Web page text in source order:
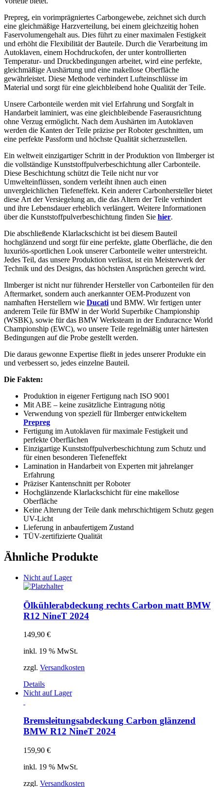
Prepreg, ein vorimprägniertes Carbongewebe, zeichnet sich durch
eine gleichmäßige Harzverteilung, bei einem gleichzeitig hohen
Faservolumengehalt aus. Dies führt zu einer maximalen Festigkeit
und erhöht die Flexibilität der Bauteile. Durch die Verarbeitung im
Autoklaven, einem Hochdruckofen, der unter kontrollierten
Temperatur- und Druckbedingungen arbeitet, wird eine perfekte,
gleichmäßige Aushärtung und eine makellose Oberfläche
gewährleistet. Diese Methode verhindert Lufteinschlüsse im
Material und sorgt für eine gleichbleibend hohe Qualität der Teile.
Unsere Carbonteile werden mit viel Erfahrung und Sorgfalt in
Handarbeit laminiert, was eine gleichbleibende Faserausrichtung
ohne Verzug ermöglicht. Nach dem Aushärten im Autoklaven
werden die Kanten der Teile präzise per Roboter geschnitten, um
eine perfekte Passform und höchste Qualität sicherzustellen.
Ein weltweit einzigartiger Schritt in der Produktion von Ilmberger ist
die vollständige Kunststoffpulverbeschichtung aller Carbonteile.
Diese Beschichtung schützt die Teile nicht nur vor
Umwelteinflüssen, sondern verleiht ihnen auch einen
unvergleichlichen Tiefeneffekt. Kein anderer Carbonhersteller bietet
diese Art der Versiegelung an, die das Altern der Teile verhindert
und ihre Lebensdauer erheblich verlängert. Weitere Informationen
über die Kunststoffpulverbeschichtung finden Sie hier.
Die abschließende Klarlackschicht ist bei diesem Bauteil
hochglänzend und sorgt für eine perfekte, glatte Oberfläche, die den
luxuriös-sportlichen Look unserer Carbonteile weiter unterstreicht.
Jedes Teil, das unsere Produktion verlässt, ist ein Meisterwerk der
Technik und des Designs, das höchsten Ansprüchen gerecht wird.
Ilmberger ist nicht nur führender Hersteller von Carbonteilen für den
Aftermarket, sondern auch anerkannter OEM-Produzent von
namhaften Herstellern wie Ducati und BMW. Wir fertigen unter
anderem Teile für BMW in der World Superbike Championship
(WSBK), sowie für das BMW Werksteam in der Enduracnce World
Championship (EWC), wo unsere Teile regelmäßig unter härtesten
Bedingungen auf die Probe gestellt werden.
Die daraus gewonne Expertise fließt in jedes unserer Produkte ein
und verbessert so, jedes einzelne Bauteil.
Die Fakten:
Produktion in eigener Fertigung nach ISO 9001
Mit ABE – keine zusätzliche Eintragung nötig
Verwendung von speziell für Ilmberger entwickeltem
Prepreg
Fertigung im Autoklaven für maximale Festigkeit und
perfekte Oberflächen
Einzigartige Kunststoffpulverbeschichtung zum Schutz und
für einen besonderen Tiefeneffekt
Lamination in Handarbeit von Experten mit jahrelanger
Erfahrung
Präziser Kantenschnitt per Roboter
Hochglänzende Klarlackschicht für eine makellose
Oberfläche
Keine Alterung der Teile dank mehrschichtigem Schutz gegen
UV-Licht
Lieferung in anbaufertigem Zustand
TÜV-zertifizierte Qualität
Ähnliche Produkte
Nicht auf Lager
Ölkühlerabdeckung rechts Carbon matt BMW
R12 NineT 2024
149,90 €
inkl. 19 % MwSt.
zzgl. Versandkosten
Details
Nicht auf Lager
Bremsleitungsabdeckung Carbon glänzend
BMW R12 NineT 2024
159,90 €
inkl. 19 % MwSt.
zzgl. Versandkosten